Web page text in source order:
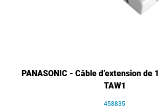
PANASONIC - Câble d’extension de
TAW1
458835